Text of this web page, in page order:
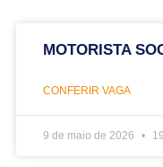
MOTORISTA
CONFERIR VAGA
9 de maio de 2026